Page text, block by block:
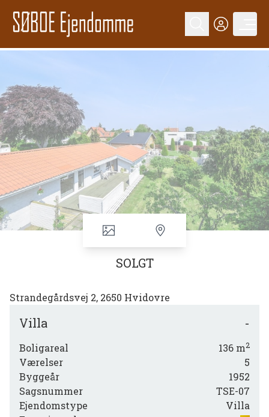
SOLGT
Strandegårdsvej 2, 2650 Hvidovre
Villa -
Boligareal 136 m2
Værelser
5
Byggeår
1952
Sagsnummer
TSE-07
Ejendomstype
Villa